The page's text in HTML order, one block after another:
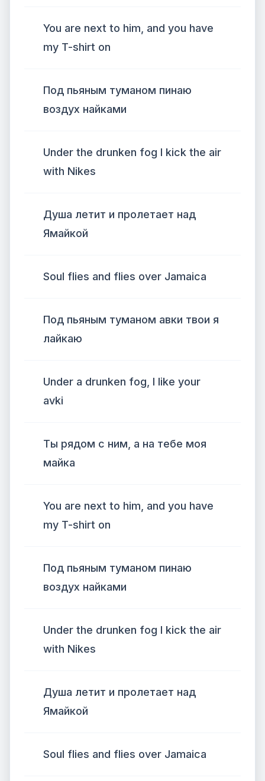
You are next to him, and you have
my T-shirt on
Под пьяным туманом пинаю
воздух найками
Under the drunken fog I kick the air
with Nikes
Душа летит и пролетает над
Ямайкой
Soul flies and flies over Jamaica
Под пьяным туманом авки твои я
лайкаю
Under a drunken fog, I like your
avki
Ты рядом с ним, а на тебе моя
майка
You are next to him, and you have
my T-shirt on
Под пьяным туманом пинаю
воздух найками
Under the drunken fog I kick the air
with Nikes
Душа летит и пролетает над
Ямайкой
Soul flies and flies over Jamaica